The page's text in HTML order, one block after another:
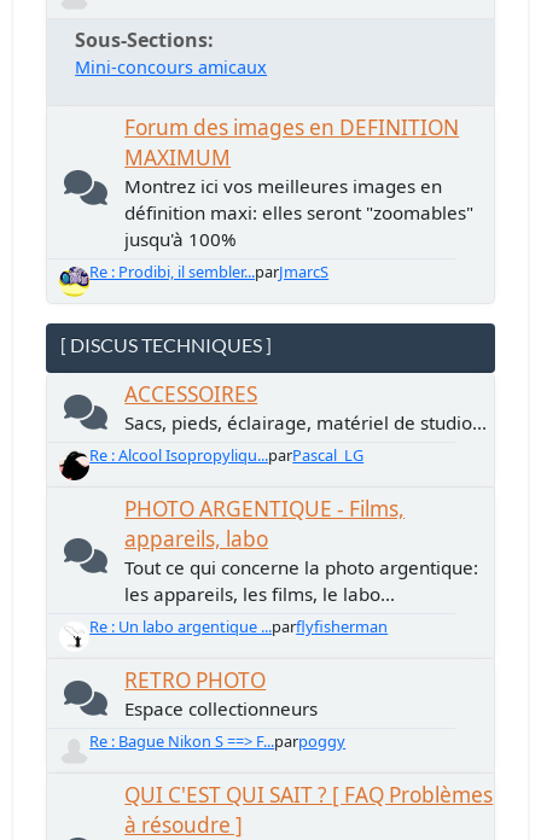
Sous-Sections
Mini-concours amicaux
Forum des images en DEFINITION
MAXIMUM
Montrez ici vos meilleures images en
définition maxi: elles seront "zoomables"
jusqu'à 100%
Re : Prodibi, il sembler...parJmarcS
[ DISCUS TECHNIQUES ]
ACCESSOIRES
Sacs, pieds, éclairage, matériel de studio...
Re : Alcool Isopropyliqu...parPascal_LG
PHOTO ARGENTIQUE - Films,
appareils, labo
Tout ce qui concerne la photo argentique:
les appareils, les films, le labo...
Re : Un labo argentique ...parflyfisherman
RETRO PHOTO
Espace collectionneurs
Re : Bague Nikon S ==> F...parpoggy
QUI C'EST QUI SAIT ? [ FAQ Problèmes
à résoudre ]